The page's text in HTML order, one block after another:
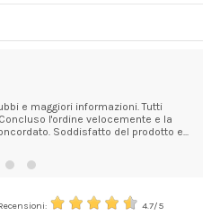
e maggiori informazioni. Tutti
l'ordine velocemente e la
Soddisfatto del prodotto e...
4.7/5